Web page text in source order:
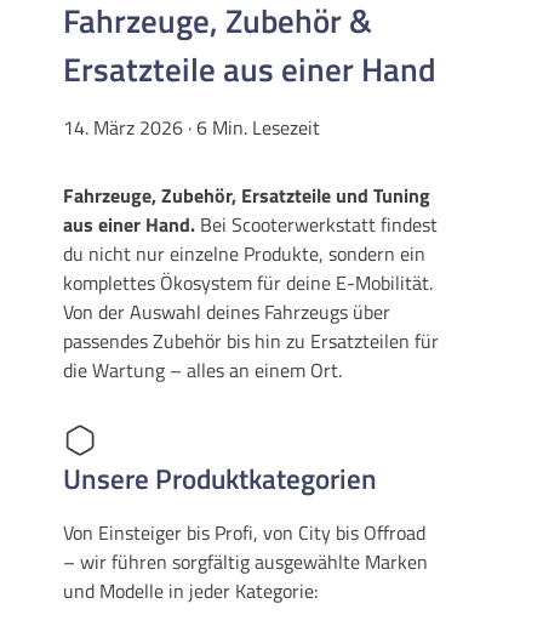
Fahrzeuge, Zubehör &
Ersatzteile aus einer Hand
14. März 2026 · 6 Min. Lesezeit
Fahrzeuge, Zubehör, Ersatzteile und Tuning
aus einer Hand. Bei Scooterwerkstatt findest
du nicht nur einzelne Produkte, sondern ein
komplettes Ökosystem für deine E-Mobilität.
Von der Auswahl deines Fahrzeugs über
passendes Zubehör bis hin zu Ersatzteilen für
die Wartung – alles an einem Ort.
Unsere Produktkategorien
Von Einsteiger bis Profi, von City bis Offroad
– wir führen sorgfältig ausgewählte Marken
und Modelle in jeder Kategorie: